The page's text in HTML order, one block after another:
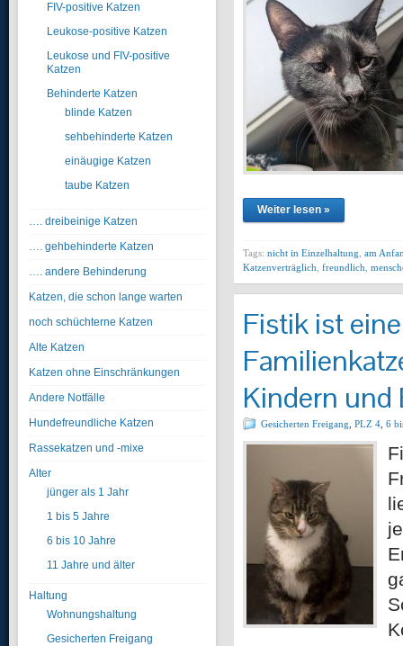
FIV-positive Katzen
Leukose-positive Katzen
Leukose und FIV-positive
Katzen
Behinderte Katzen
blinde Katzen
sehbehinderte Katzen
einäugige Katzen
taube Katzen
…. dreibeinige Katzen
…. gehbehinderte Katzen
…. andere Behinderung
Katzen, die schon lange warten
noch schüchterne Katzen
Alte Katzen
Katzen ohne Einschränkungen
Andere Notfälle
Hundefreundliche Katzen
Rassekatzen und -mixe
Alter
jünger als 1 Jahr
1 bis 5 Jahre
6 bis 10 Jahre
11 Jahre und älter
Haltung
Wohnungshaltung
Gesicherten Freigang
Weiter lesen »
Tags: nicht in Einzelhaltung am
Katzenverträglich freundlich
Fistik ist
Kindern
Gesicherten Freigang PLZ 4 6